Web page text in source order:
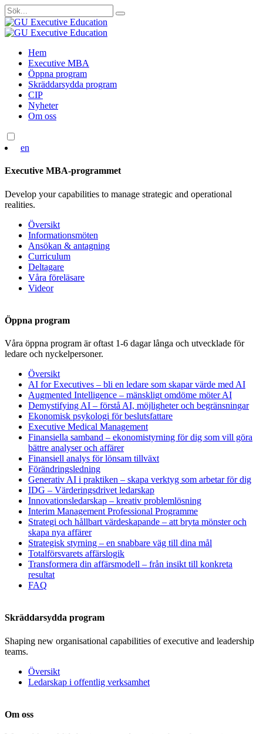
Sök
efter:
Skip
content
Hem
Executive MBA
Öppna program
Skräddarsydda program
CIP
Nyheter
Om oss
en
Executive MBA-programmet
Develop your capabilities to manage strategic and operational
realities.
Översikt
Informationsmöten
Ansökan & antagning
Curriculum
Deltagare
Våra föreläsare
Videor
Öppna program
Våra öppna program är oftast 1-6 dagar långa och utvecklade för
ledare och nyckelpersoner.
Översikt
AI for Executives – bli en ledare som skapar värde med AI
Augmented Intelligence – mänskligt omdöme möter AI
Demystifying AI – förstå AI, möjligheter och begränsningar
Ekonomisk psykologi för beslutsfattare
Executive Medical Management
Finansiella samband – ekonomistyrning för dig som vill göra
bättre analyser och affärer
Finansiell analys för lönsam tillväxt
Förändringsledning
Generativ AI i praktiken – skapa verktyg som arbetar för dig
IDG – Värderingsdrivet ledarskap
Innovationsledarskap – kreativ problemlösning
Interim Management Professional Programme
Strategi och hållbart värdeskapande – att bryta mönster och
skapa nya affärer
Strategisk styrning – en snabbare väg till dina mål
Totalförsvarets affärslogik
Transformera din affärsmodell – från insikt till konkreta
resultat
FAQ
Skräddarsydda program
Shaping new organisational capabilities of executive and leadership
teams.
Översikt
Ledarskap i offentlig verksamhet
Om oss